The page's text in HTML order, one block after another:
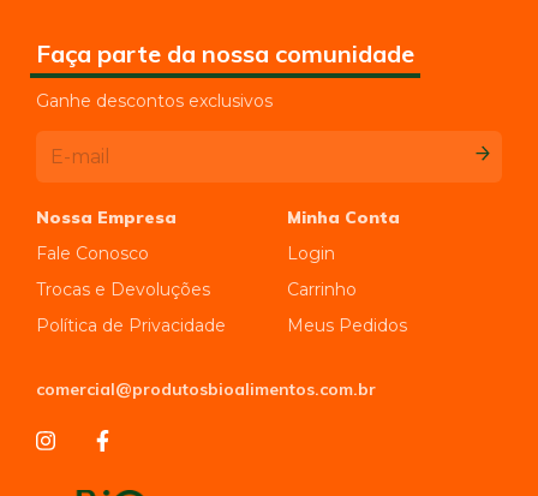
Faça parte da nossa comunidade
Ganhe descontos exclusivos
Nossa Empresa
Fale Conosco
Trocas e Devoluções
Política de Privacidade
Minha Conta
Login
Carrinho
Meus Pedidos
comercial@produtosbioalimentos.com.br